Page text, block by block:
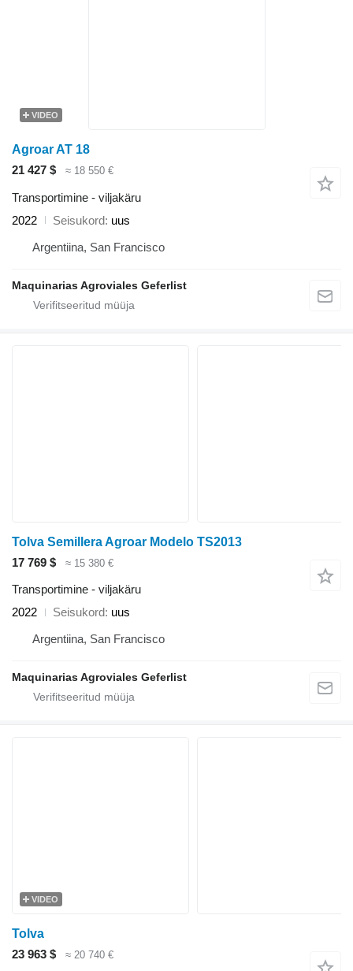
VIDEO
Agroar AT 18
21 427 $
≈ 18 550 €
Transportimine - viljakäru
2022
Seisukord uus
Argentiina, San Francisco
Maquinarias Agroviales Geferlist
Tolva Semillera Agroar Modelo TS2013
17 769 $
≈ 15 380 €
Transportimine - viljakäru
2022
Seisukord uus
Argentiina, San Francisco
Maquinarias Agroviales Geferlist
VIDEO
Tolva
23 963 $
≈ 20 740 €